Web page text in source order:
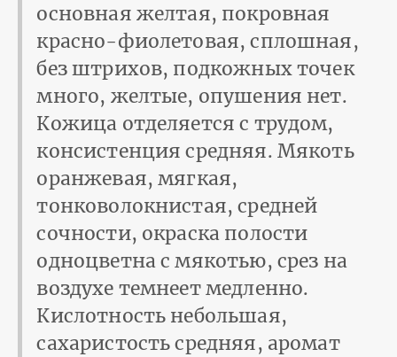
основная желтая, покровная
красно-фиолетовая, сплошная,
без штрихов, подкожных точек
много, жел­тые, опушения нет.
Кожица отделяется с трудом,
консистенция средняя. Мякоть
оранжевая, мягкая,
тонковолокнистая, средней
соч­ности, окраска полости
одноцветна с мякотью, срез на
воздухе темнеет медленно.
Кислотность небольшая,
сахаристость средняя, аромат